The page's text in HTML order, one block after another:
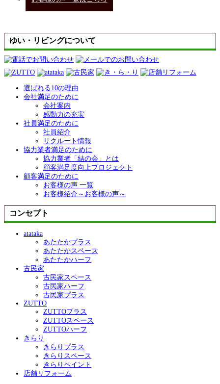
ゆい・リビングについて
選ばれる10の理由
会社満足のために
会社案内
感動力の充実
社員満足のために
社員紹介
リクルート情報
協力業者満足のために
協力業者「結の会」とは
顧客満足度向上プロジェクト
顧客満足のために
お客様の声 一覧
お客様紹介～お客様の声～
コンセプト
atataka
あたたかプラス
あたたかスペース
あたたかハーフ
古民家
古民家スペース
古民家ハーフ
古民家プラス
ZUTTO
ZUTTOプラス
ZUTTOスペース
ZUTTOハーフ
きらり
きらりプラス
きらりスペース
きらりペイント
店舗リフォーム